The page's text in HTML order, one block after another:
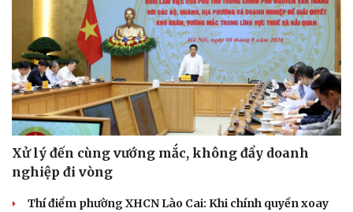
Sức khỏe
Dinh dưỡng - món ngon
Cây thuốc
Sản phụ khoa
Nhi khoa
Làm đẹp - giảm cân
Nhà đẹp
Blog
Tình yêu - Gia đình
Xử lý đến cùng vướng mắc, không đẩy doanh
nghiệp đi vòng
Thí điểm phường XHCN Lào Cai: Khi chính quyền xoay